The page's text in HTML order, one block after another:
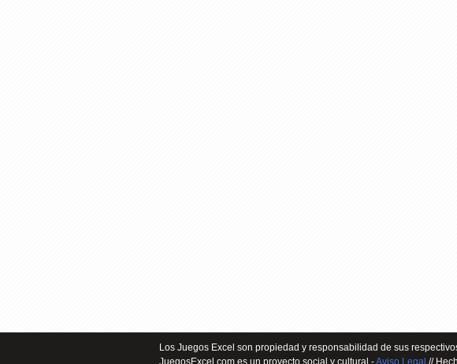
Los Juegos Excel son propiedad y responsabilidad de sus
JuegosExcel.com es un proyecto social y cultural -Aviso Legal //